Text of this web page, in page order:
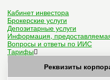
Кабинет инвестора
Брокерские услуги
Депозитарные услуги
Информация,
Вопросы и ответы по ИИС
Тарифы
Реквизиты